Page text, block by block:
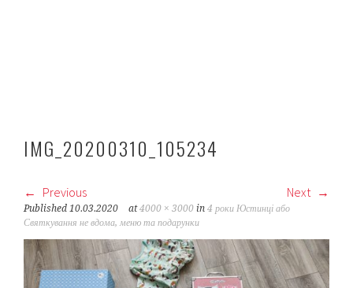
IMG_20200310_105234
Previous Next
Published10.03.2020 at4000 × 3000 in4 роки Юстинці або
Святкування не вдома, меню та подарунки